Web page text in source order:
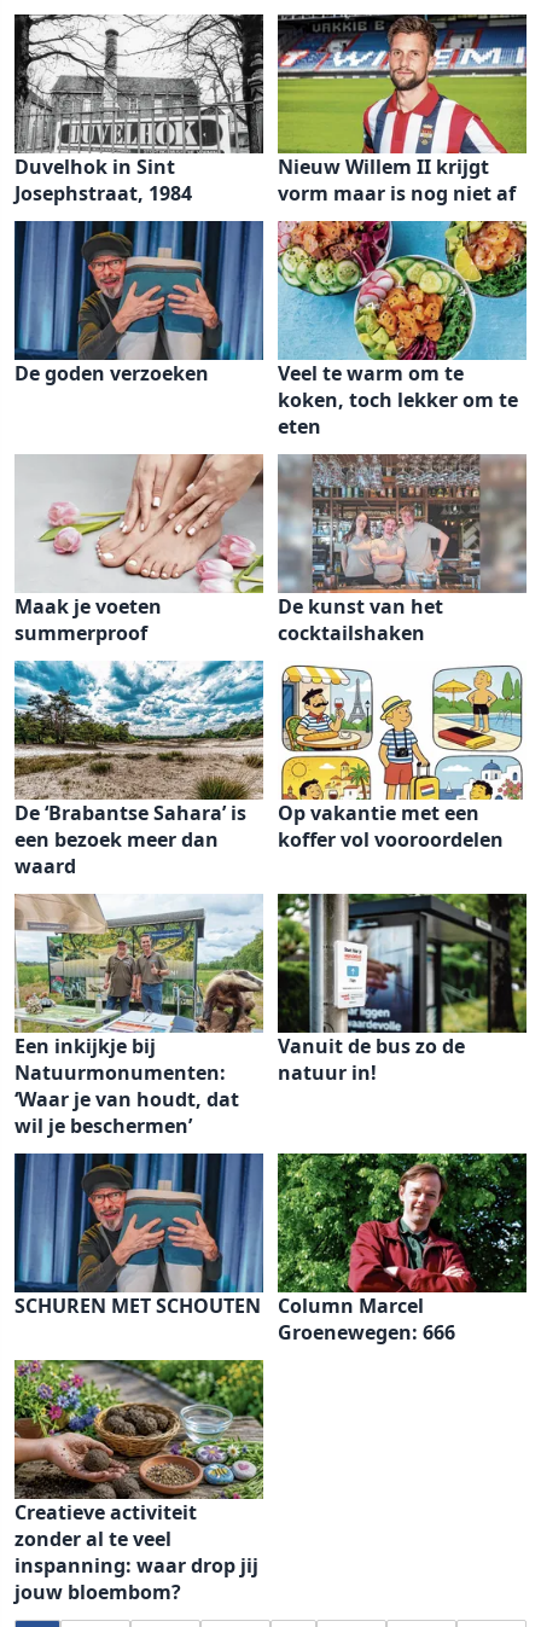
Duvelhok in Sint
Josephstraat, 1984
Nieuw Willem II krijgt
vorm maar is nog niet af
De goden verzoeken
Veel te warm om te
koken, toch lekker om te
eten
Maak je voeten
summerproof
De kunst van het
cocktailshaken
De ‘Brabantse Sahara’ is
een bezoek meer dan
waard
Op vakantie met een
koffer vol vooroordelen
Een inkijkje bij
Natuurmonumenten:
‘Waar je van houdt, dat
wil je beschermen’
Vanuit de bus zo de
natuur in!
SCHUREN MET SCHOUTEN
Column Marcel
Groenewegen: 666
Creatieve activiteit
zonder al te veel
inspanning: waar drop jij
jouw bloembom?